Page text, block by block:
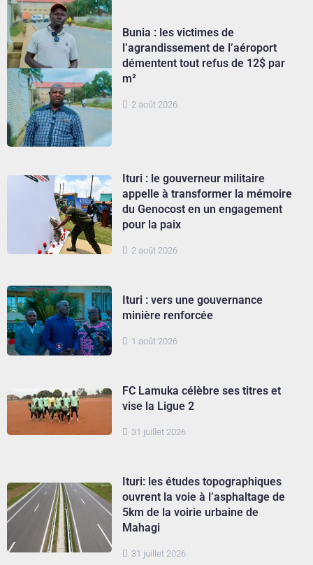
2 août 2026
Bunia : les victimes de
l’agrandissement de l’aéroport
démentent tout refus de 12$ par
m²
2 août 2026
Ituri : le gouverneur militaire
appelle à transformer la mémoire
du Genocost en un engagement
pour la paix
1 août 2026
Ituri : vers une gouvernance
minière renforcée
31 juillet 2026
FC Lamuka célèbre ses titres et
vise la Ligue 2
31 juillet 2026
Ituri: les études topographiques
ouvrent la voie à l’asphaltage de
5km de la voirie urbaine de
Mahagi